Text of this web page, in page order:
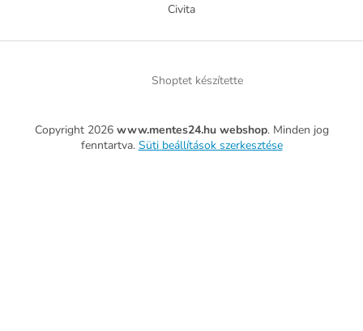
Civita
Shoptet készítette
Copyright 2026 www.mentes24.hu webshop. Minden jog
fenntartva. Süti beállítások szerkesztése